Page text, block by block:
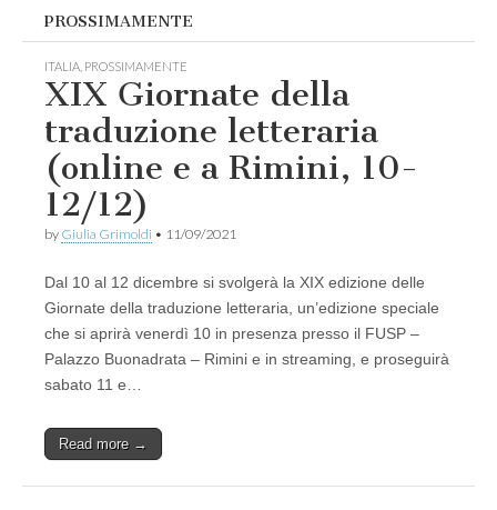
PROSSIMAMENTE
ITALIA PROSSIMAMENTE
XIX Giornate della
traduzione letteraria
(online e a Rimini, 10-
12/12)
by Giulia Grimoldi • 11/09/2021
Dal 10 al 12 dicembre si svolgerà la XIX edizione delle
Giornate della traduzione letteraria, un’edizione speciale
che si aprirà venerdì 10 in presenza presso il FUSP –
Palazzo Buonadrata – Rimini e in streaming, e proseguirà
sabato 11 e…
Read more →